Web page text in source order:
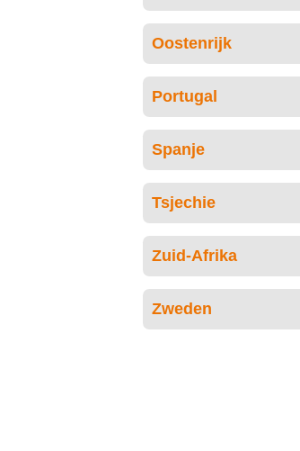
Oostenrijk
Portugal
Spanje
Tsjechie
Zuid-Afrika
Zweden